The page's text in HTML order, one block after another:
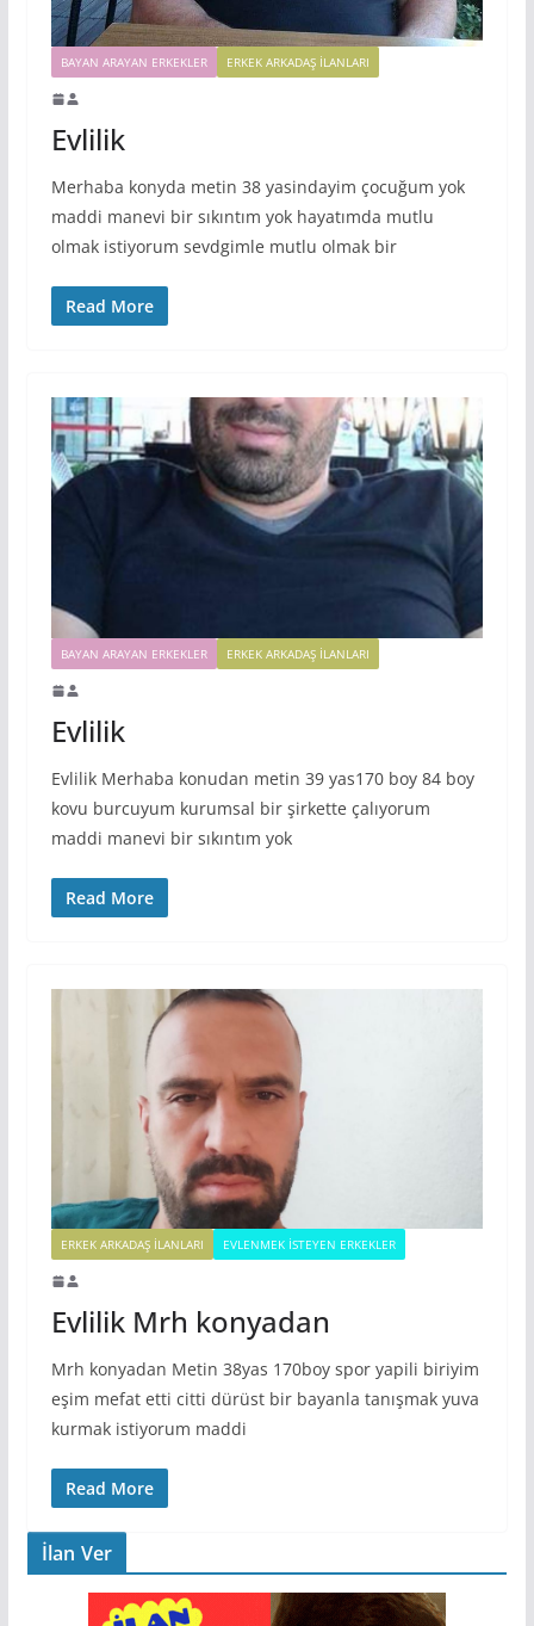
BAYAN ARAYAN ERKEKLER ERKEK ARKADAŞ ILANLARI
Evlilik
Merhaba konyda metin 38 yasindayim çocuğum yok
maddi manevi bir sıkıntım yok hayatımda mutlu
olmak istiyorum sevdgimle mutlu olmak bir
Read More
BAYAN ARAYAN ERKEKLER ERKEK ARKADAŞ ILANLARI
Evlilik
Evlilik Merhaba konudan metin 39 yas170 boy 84 boy
kovu burcuyum kurumsal bir şirkette çalıyorum
maddi manevi bir sıkıntım yok
Read More
ERKEK ARKADAŞ ILANLARI EVLENMEK İSTEYEN ERKEKLER
Evlilik Mrh konyadan
Mrh konyadan Metin 38yas 170boy spor yapili biriyim
eşim mefat etti citti dürüst bir bayanla tanışmak yuva
kurmak istiyorum maddi
Read More
İlan Ver